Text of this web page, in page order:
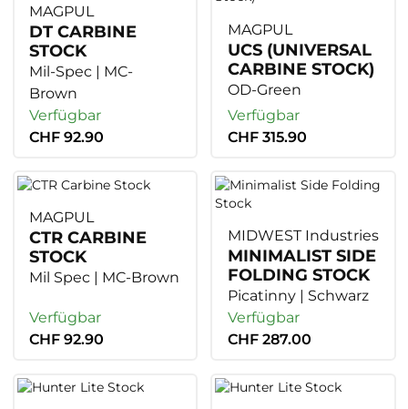
MAGPUL
DT CARBINE
STOCK
Mil-Spec | MC-
Brown
Verfügbar
CHF 92.90
MAGPUL
UCS (UNIVERSAL
CARBINE STOCK)
OD-Green
Verfügbar
CHF 315.90
MAGPUL
CTR CARBINE
STOCK
Mil Spec | MC-Brown
Verfügbar
CHF 92.90
MIDWEST Industries
MINIMALIST SIDE
FOLDING STOCK
Picatinny | Schwarz
Verfügbar
CHF 287.00